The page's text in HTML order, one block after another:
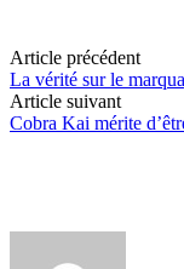
Article précédent
La vérité sur le
Article suivant
Cobra Kai mérite